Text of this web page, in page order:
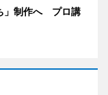
」制作へ プロ講